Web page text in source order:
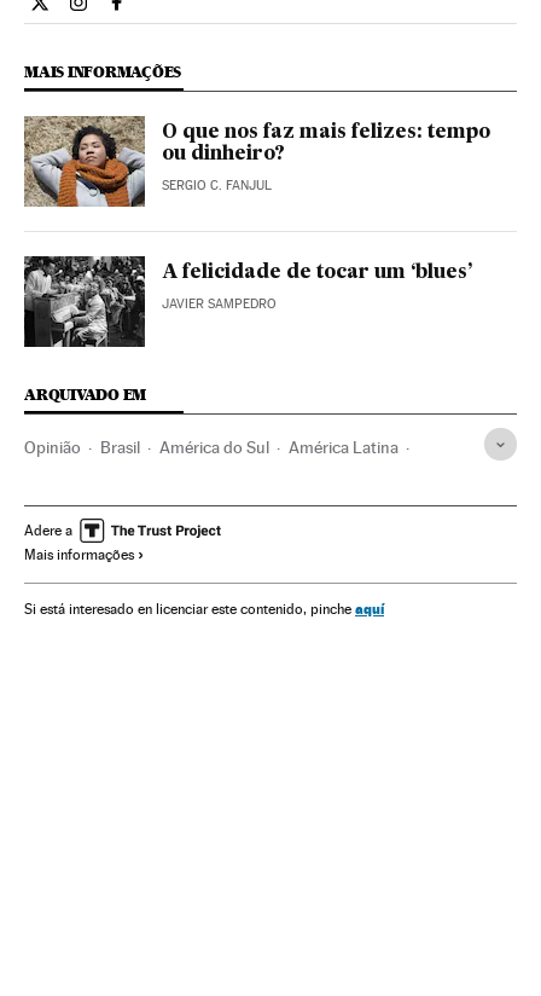
Opiniao El País Brasil en Twitter
Opiniao El País Brasil en Instagram
Opiniao El País Brasil en Facebook
MAIS INFORMAÇÕES
O que nos faz mais felizes: tempo
ou dinheiro?
SERGIO C. FANJUL
A felicidade de tocar um ‘blues’
JAVIER SAMPEDRO
ARQUIVADO EM
Opinião Brasil América do Sul América Latina
Adere a
Mais informações
Si está interesado en licenciar este contenido, pinche aquí